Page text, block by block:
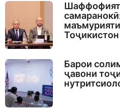
Тоҷикистон
Барои
ҷавони